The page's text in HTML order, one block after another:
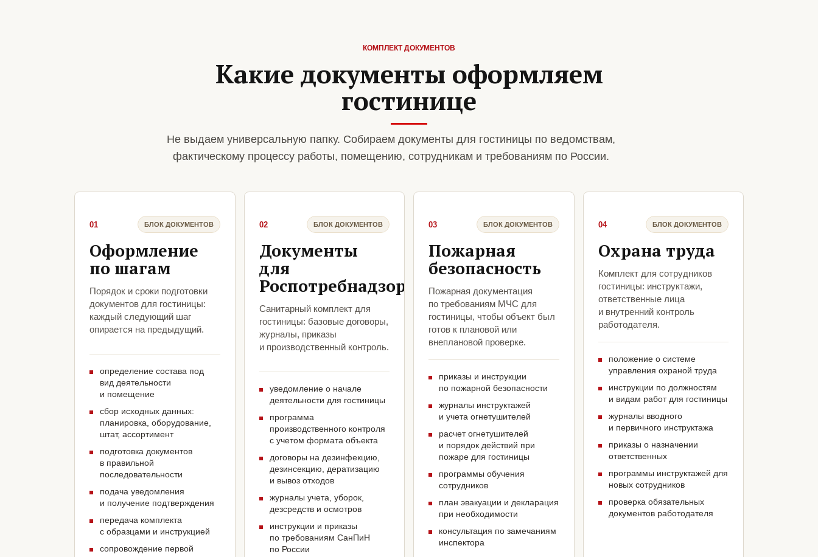
КОМПЛЕКТ ДОКУМЕНТОВ
Какие документы оформляем
гостинице
Не выдаем универсальную папку. Собираем документы для гостиницы по ведомствам,
фактическому процессу работы, помещению, сотрудникам и требованиям по России.
01 БЛОК ДОКУМЕНТОВ
Оформление
по шагам
Порядок и сроки подготовки
документов для гостиницы:
каждый следующий шаг
опирается на предыдущий.
определение состава под
вид деятельности
и помещение
сбор исходных данных:
планировка, оборудование,
штат, ассортимент
подготовка документов
в правильной
последовательности
подача уведомления
и получение подтверждения
передача комплекта
с образцами и инструкцией
сопровождение первой
02 БЛОК ДОКУМЕНТОВ
Документы
для
Роспотребнадзора
Санитарный комплект для
гостиницы: базовые договоры,
журналы, приказы
и производственный контроль.
уведомление о начале
деятельности для гостиницы
программа
производственного контроля
с учетом формата объекта
договоры на дезинфекцию,
дезинсекцию, дератизацию
и вывоз отходов
журналы учета, уборок,
дезсредств и осмотров
инструкции и приказы
по требованиям СанПиН
по России
03 БЛОК ДОКУМЕНТОВ
Пожарная
безопасность
Пожарная документация
по требованиям МЧС для
гостиницы, чтобы объект был
готов к плановой или
внеплановой проверке.
приказы и инструкции
по пожарной безопасности
журналы инструктажей
и учета огнетушителей
расчет огнетушителей
и порядок действий при
пожаре для гостиницы
программы обучения
сотрудников
план эвакуации и декларация
при необходимости
консультация по замечаниям
инспектора
04 БЛОК ДОКУМЕНТОВ
Охрана труда
Комплект для сотрудников
гостиницы: инструктажи,
ответственные лица
и внутренний контроль
работодателя.
положение о системе
управления охраной труда
инструкции по должностям
и видам работ для гостиницы
журналы вводного
и первичного инструктажа
приказы о назначении
ответственных
программы инструктажей для
новых сотрудников
проверка обязательных
документов работодателя